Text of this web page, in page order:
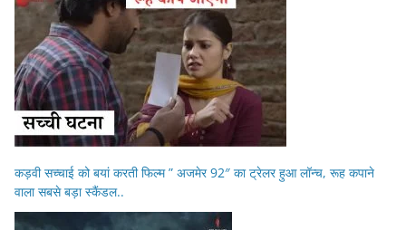
कड़वी सच्चाई को बयां करती फिल्म ” अजमेर 92″ का ट्रेलर हुआ लॉन्च, रूह कपाने
वाला सबसे बड़ा स्कैंडल..